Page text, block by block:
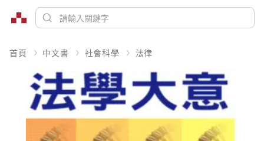
首頁 中文書 社會科學 法律